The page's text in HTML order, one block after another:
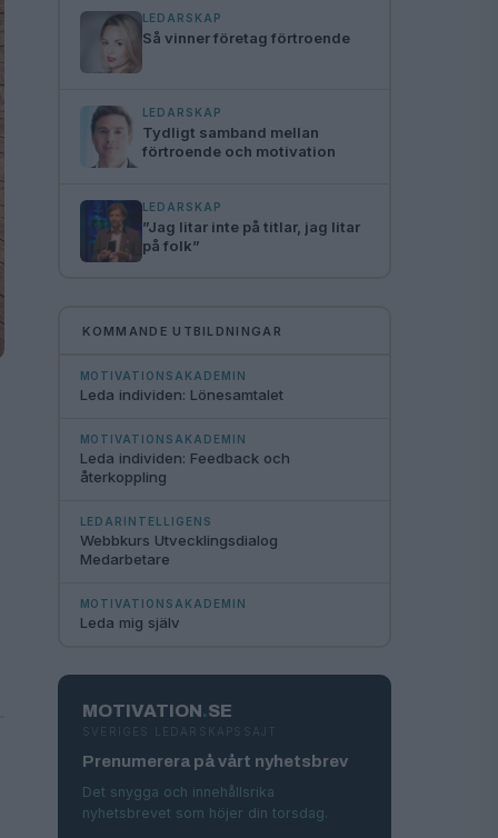
LEDARSKAP
Så vinner företag förtroende
LEDARSKAP
Tydligt samband mellan
förtroende och motivation
LEDARSKAP
”Jag litar inte på titlar, jag litar
på folk”
KOMMANDE UTBILDNINGAR
MOTIVATIONSAKADEMIN
Leda individen: Lönesamtalet
MOTIVATIONSAKADEMIN
Leda individen: Feedback och
återkoppling
LEDARINTELLIGENS
Webbkurs Utvecklingsdialog
Medarbetare
MOTIVATIONSAKADEMIN
Leda mig själv
MOTIVATION.SE
SVERIGES LEDARSKAPSSAJT
Prenumerera på vårt nyhetsbrev
Det snygga och innehållsrika
nyhetsbrevet som höjer din torsdag.